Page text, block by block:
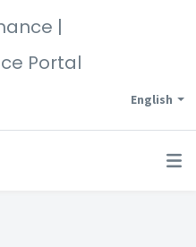
|
Portal
English